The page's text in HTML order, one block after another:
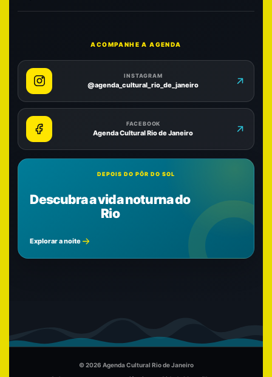
ACOMPANHE A AGENDA
INSTAGRAM
@agenda_cultural_rio_de_janeiro
FACEBOOK
Agenda Cultural Rio de Janeiro
DEPOIS DO PÔR DO SOL
Descubra a vida noturna do
Rio
Explorar a noite
© 2026 Agenda Cultural Rio de Janeiro